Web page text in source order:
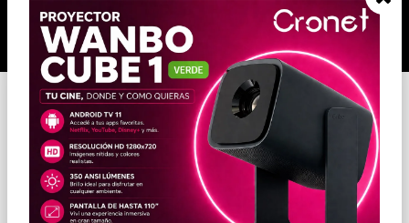
🔥🔥🔥 12 cuotas, en todos nuestros artículos,
comprando antes de las 13 hrs. envíos en el
día 🔥🔥🔥
Inicio ALMACENAMIENTO MEMORIAS FLASH